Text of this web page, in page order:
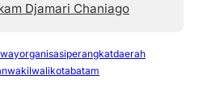
Djamari Chaniago
organisasiperangkatdaerah
wakilwalikotabatam